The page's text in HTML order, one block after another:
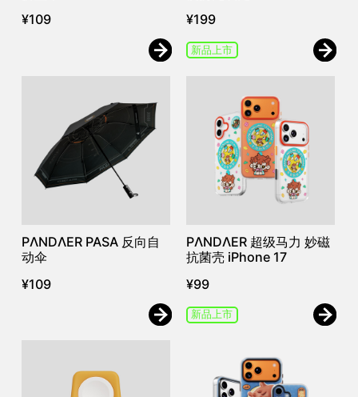
¥109
¥199
新品上市
PΛNDΛER PASA 反向自
动伞
¥109
PΛNDΛER 超级马力 妙磁
抗菌壳 iPhone 17
¥99
新品上市